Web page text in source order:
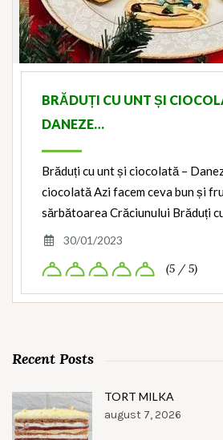
BRĂDUȚI CU UNT ȘI
DANEZE…
Brăduți cu unt și ciocolată –
ciocolată Azi facem ceva bun și
sărbătoarea Crăciunului Brăduți
30/01/2023
(5 / 5)
Recent Posts
TORT MILKA
august 7, 2026